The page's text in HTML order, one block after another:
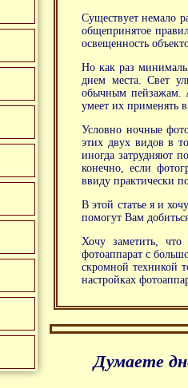
Существует немало
общепринятое
освещенность
Но как раз
днем места. Свет
обычным пейзажам.
умеет их применять
Условно ночные
этих двух видов в
иногда затрудняют
конечно, если
ввиду практически
В этой статье я и
помогут Вам
Хочу заметить,
фотоаппарат с
скромной техникой
настройках
Думаете